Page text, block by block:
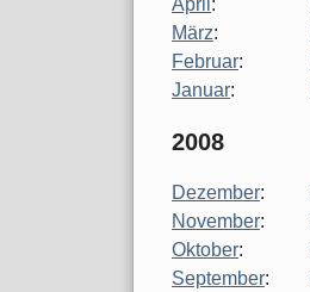
April :
März:
Februar:
Januar:
2008
Dezember:
November:
Oktober:
September: